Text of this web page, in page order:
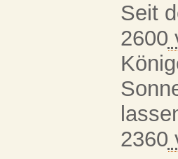
Seit
2600
2360